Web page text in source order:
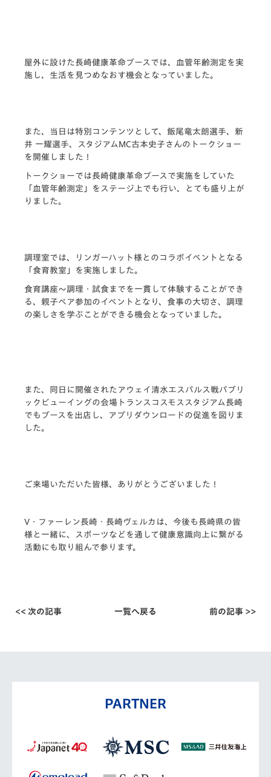
屋外に設けた長崎健康革命ブースでは、血管年齢測定を実
施し、生活を見つめなおす機会となっていました。
また、当日は特別コンテンツとして、飯尾竜太朗選手、新
井 一耀選手、スタジアムMC古本史子さんのトークショー
を開催しました！
トークショーでは長崎健康革命ブースで実施をしていた
「血管年齢測定」をステージ上でも行い、とても盛り上が
りました。
調理室では、リンガーハット様とのコラボイベントとなる
「食育教室」を実施しました。
食育講座～調理・試食までを一貫して体験することができ
る、親子ペア参加のイベントとなり、食事の大切さ、調理
の楽しさを学ぶことができる機会となっていました。
また、同日に開催されたアウェイ清水エスパルス戦パブリ
ックビューイングの会場トランスコスモススタジアム長崎
でもブースを出店し、アプリダウンロードの促進を図りま
した。
ご来場いただいた皆様、ありがとうございました！
V・ファーレン長崎・長崎ヴェルカは、今後も長崎県の皆
様と一緒に、スポーツなどを通して健康意識向上に繋がる
活動にも取り組んで参ります。
<< 次の記事 一覧へ戻る 前の記事 >>
PARTNER